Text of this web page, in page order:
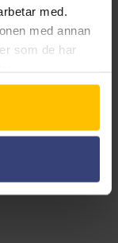
med.
med annan
som de har